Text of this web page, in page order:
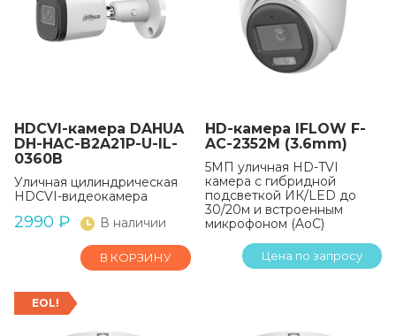
HDCVI-камера DAHUA
DH-HAC-B2A21P-U-IL-
0360B
Уличная цилиндрическая
HDCVI-видеокамера
2990 ₽ В наличии
В КОРЗИНУ
HD-камера IFLOW F-
AC-2352M (3.6mm)
5МП уличная HD-TVI
камера с гибридной
подсветкой ИК/LED до
30/20м и встроенным
микрофоном (AoC)
Цена по запросу
EOL!